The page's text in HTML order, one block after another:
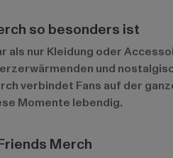
so besonders ist
als nur Kleidung oder
und
verbindet Fans auf der
Momente lebendig.
Merch